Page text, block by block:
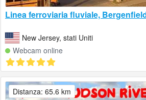
Linea ferroviaria fluviale,
New Jersey, stati Uniti
Webcam online
Distanza: 65.6 km